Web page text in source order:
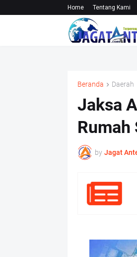
Home Tentang Kami
Beranda Daerah
Jaksa
Rumah
by Jagat